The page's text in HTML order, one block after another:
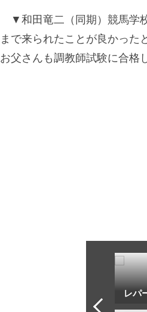
▼和田竜二（同期）競馬学
まで来られたことが良かった
お父さんも調教師試験に合格
レパ